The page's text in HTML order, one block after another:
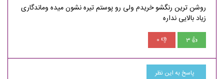
روشن ترین رنگشو خریدم ولی رو پوستم تیره نشون میده وماندگاری
زیاد بالایی نداره
👍
3
👎
0
پاسخ به این نظر